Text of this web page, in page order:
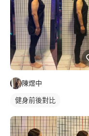
陳煜中
健身前後對比